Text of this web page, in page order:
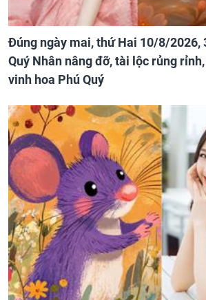
Đúng ngày mai, thứ Hai 10/8/2026,
Quý Nhân nâng đỡ, tài lộc rủng
vinh hoa Phú Quý